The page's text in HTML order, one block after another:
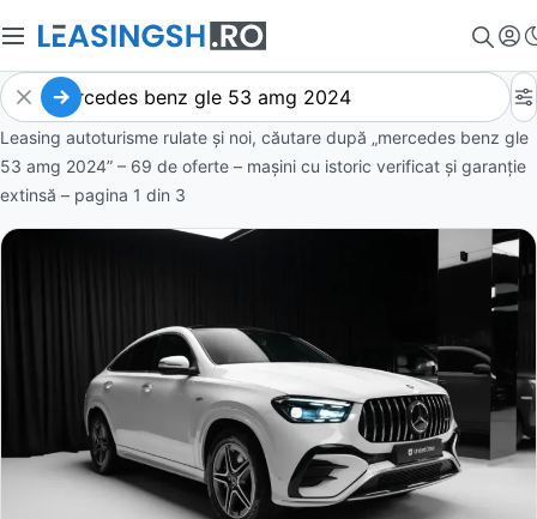
Leasing autoturisme rulate și noi, căutare după „mercedes benz gle
53 amg 2024” – 69 de oferte – mașini cu istoric verificat și garanție
extinsă – pagina 1 din 3